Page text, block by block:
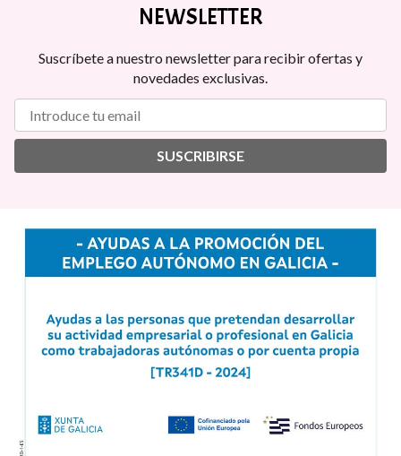
NEWSLETTER
Suscríbete a nuestro newsletter para recibir ofertas y
novedades exclusivas.
SUSCRIBIRSE